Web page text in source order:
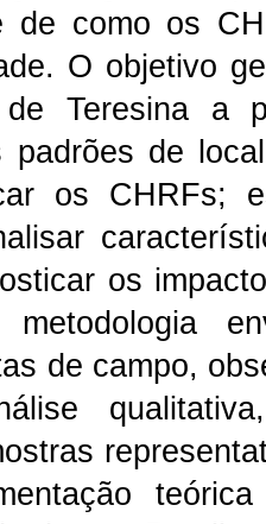
de como os
O objetivo
de Teresina a
padrões de
os CHRFs;
os
de campo,